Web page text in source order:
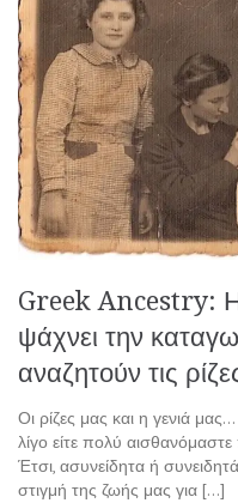
Greek Ancestry:
ψάχνει την
αναζητούν τις
Οι ρίζες μας και η γενιά
λίγο είτε πολύ
Έτσι, ασυνείδητα ή
στιγμή της ζωής μας για […]